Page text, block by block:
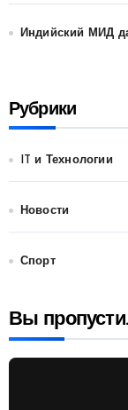
Индийский МИД
Рубрики
IT и Технологии
Новости
Спорт
Вы